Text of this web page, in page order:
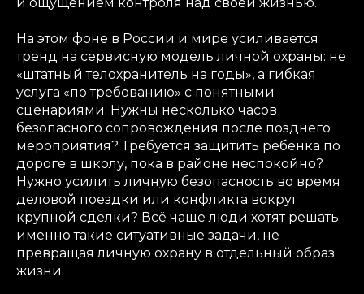
На этом фоне в России и мире усиливается
тренд на сервисную модель личной охраны: не
«штатный телохранитель на годы», а гибкая
услуга «по требованию» с понятными
сценариями. Нужны несколько часов
безопасного сопровождения после позднего
мероприятия? Требуется защитить ребёнка по
дороге в школу, пока в районе неспокойно?
Нужно усилить личную безопасность во время
деловой поездки или конфликта вокруг
крупной сделки? Всё чаще люди хотят решать
именно такие ситуативные задачи, не
превращая личную охрану в отдельный образ
жизни.